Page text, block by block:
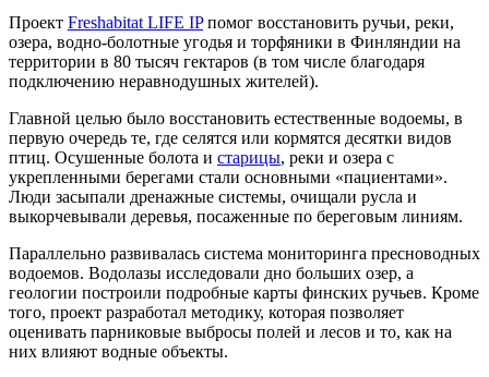
Проект Freshabitat LIFE IPпомог восстановить ручьи, реки,
озера, водно-болотные угодья и торфяники в Финляндии на
территории в 80 тысяч гектаров (в том числе благодаря
подключению неравнодушных жителей).
Главной целью было восстановить естественные водоемы, в
первую очередь те, где селятся или кормятся десятки видов
птиц. Осушенные болота и старицы, реки и озера с
укрепленными берегами стали основными «пациентами».
Люди засыпали дренажные системы, очищали русла и
выкорчевывали деревья, посаженные по береговым линиям.
Параллельно развивалась система мониторинга пресноводных
водоемов. Водолазы исследовали дно больших озер, а
геологии построили подробные карты финских ручьев. Кроме
того, проект разработал методику, которая позволяет
оценивать парниковые выбросы полей и лесов и то, как на
них влияют водные объекты.